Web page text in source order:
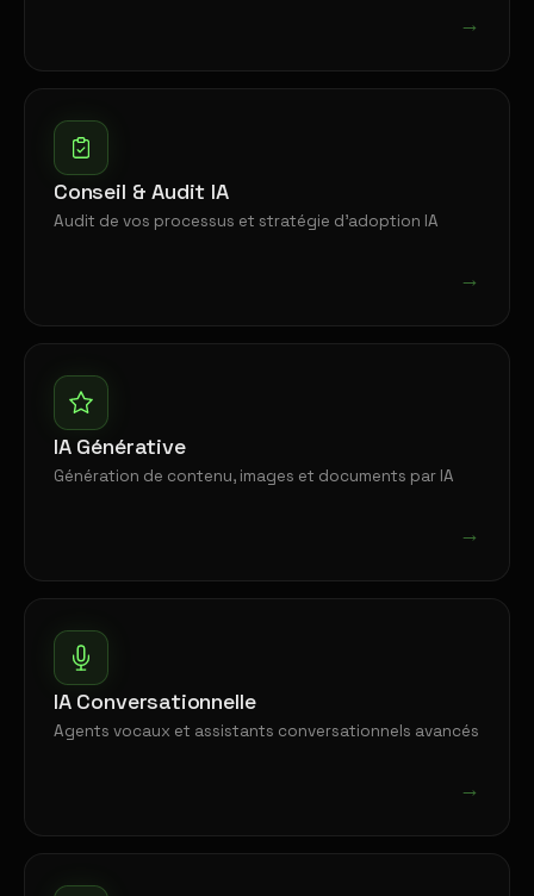
→
Conseil & Audit IA
Audit de vos processus et stratégie d'adoption IA
→
IA Générative
Génération de contenu, images et documents par IA
→
IA Conversationnelle
Agents vocaux et assistants conversationnels avancés
→